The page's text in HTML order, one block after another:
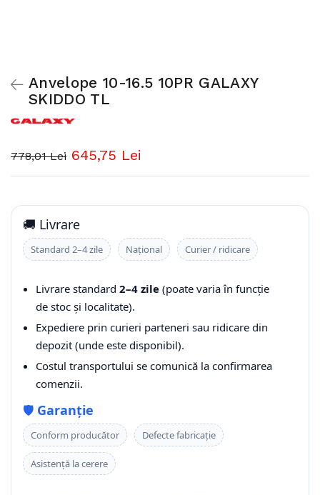
Anvelope 10-16.5 10PR GALAXY
SKIDDO TL
778,01 Lei 645,75 Lei
🚚 Livrare
Standard 2–4 zile Național Curier / ridicare
Livrare standard 2–4 zile (poate varia în funcție
de stoc și localitate).
Expediere prin curieri parteneri sau ridicare din
depozit (unde este disponibil).
Costul transportului se comunică la confirmarea
comenzii.
🛡️ Garanție
Conform producător Defecte fabricație
Asistență la cerere